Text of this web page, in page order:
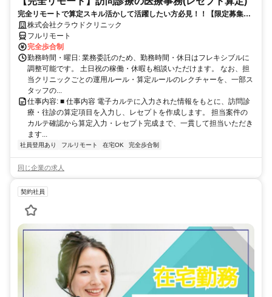
完全リモートで算定スキル活かして活躍したい方必見！！【限定募集】
完全リモート｜在宅医療レセプト算定（成果報酬型／業務委託）
株式会社クラウドクリニック
フルリモート
完全歩合制
勤務時間・曜日: 業務委託のため、勤務時間・休日はフレキシブルに
調整可能です。 土日祝の稼働・休暇も相談いただけます。 なお、担
当クリニックごとの運用ルール・算定ルールのレクチャーを、一部ス
タッフの...
仕事内容: ■ 仕事内容 電子カルテに入力された情報をもとに、訪問診
療・往診の算定項目を入力し、レセプトを作成します。 担当案件の
カルテ確認から算定入力・レセプト完成まで、一貫して担当いただき
ます...
社員登用あり フルリモート 在宅OK 完全歩合制
同じ企業の求人
契約社員